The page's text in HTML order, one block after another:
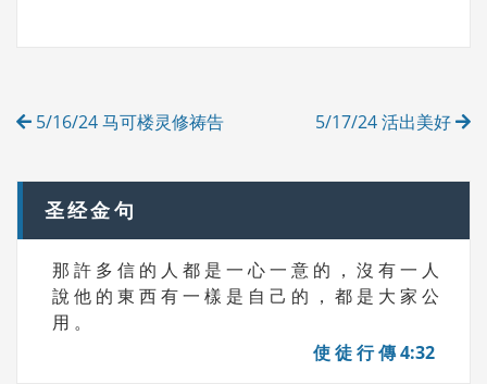
E
Post
5/16/24 马可楼灵修祷告 5/17/24 活出美好
圣经金句
那 許 多 信 的 人 都 是 一 心 一 意 的 ， 沒 有 一 人
說 他 的 東 西 有 一 樣 是 自 己 的 ， 都 是 大 家 公
用 。
使 徒 行 傳 4:32